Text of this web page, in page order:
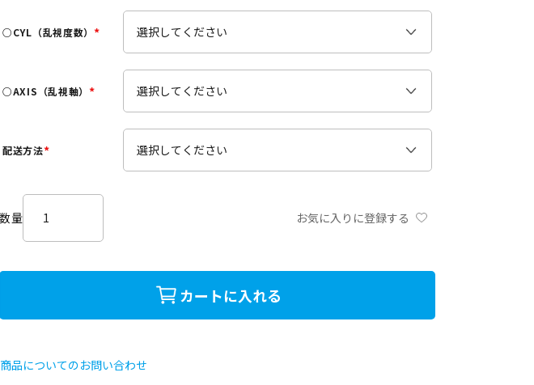
)
○CYL（乱視度数）
)
○AXIS（乱視軸）
配送方法
須
お気に入りに登録する
カートに入れる
商品についてのお問い合わせ